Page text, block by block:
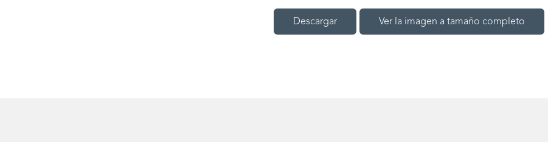
Descargar Ver la imagen a tamaño completo